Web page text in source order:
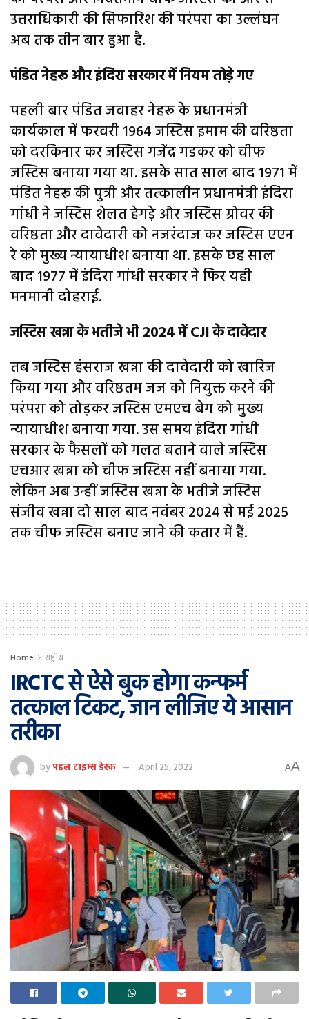
उत्तराधिकारी की सिफारिश की परंपरा का उल्लंघन
अब तक तीन बार हुआ है.
पंडित नेहरू और इंदिरा सरकार में नियम तोड़े गए
पहली बार पंडित जवाहर नेहरू के प्रधानमंत्री
कार्यकाल में फरवरी 1964 जस्टिस इमाम की वरिष्ठता
को दरकिनार कर जस्टिस गजेंद्र गडकर को चीफ
जस्टिस बनाया गया था. इसके सात साल बाद 1971 में
पंडित नेहरू की पुत्री और तत्कालीन प्रधानमंत्री इंदिरा
गांधी ने जस्टिस शेलत हेगड़े और जस्टिस ग्रोवर की
वरिष्ठता और दावेदारी को नजरंदाज कर जस्टिस एएन
रे को मुख्य न्यायाधीश बनाया था. इसके छह साल
बाद 1977 में इंदिरा गांधी सरकार ने फिर यही
मनमानी दोहराई.
जस्टिस खन्ना के भतीजे भी 2024 में CJI के दावेदार
तब जस्टिस हंसराज खन्ना की दावेदारी को खारिज
किया गया और वरिष्ठतम जज को नियुक्त करने की
परंपरा को तोड़कर जस्टिस एमएच बेग को मुख्य
न्यायाधीश बनाया गया. उस समय इंदिरा गांधी
सरकार के फैसलों को गलत बताने वाले जस्टिस
एचआर खन्ना को चीफ जस्टिस नहीं बनाया गया.
लेकिन अब उन्हीं जस्टिस खन्ना के भतीजे जस्टिस
संजीव खन्ना दो साल बाद नवंबर 2024 से मई 2025
तक चीफ जस्टिस बनाए जाने की कतार में हैं.
Home राष्ट्रीय
IRCTC से ऐसे बुक होगा कन्फर्म
तत्काल टिकट, जान लीजिए ये आसान
तरीका
byपहल टाइम्स डेस्क April 25, 2022 AA